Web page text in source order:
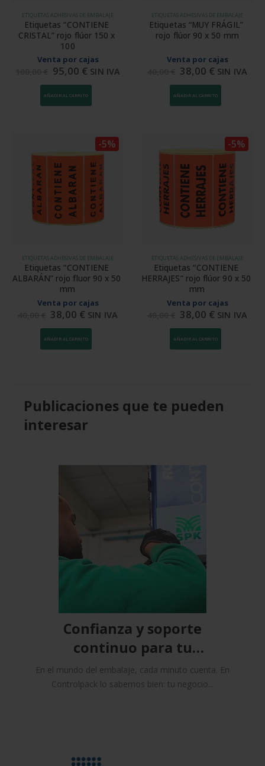
ETIQUETAS ADHESIVAS DE EMBALAJE
Etiquetas “CONTIENE
CRISTAL” rojo flúor 150 x
100
Venta por cajas
95,00 € SIN IVA
AÑADIR AL CARRITO
ETIQUETAS ADHESIVAS DE EMBALAJE
Etiquetas “MUY FRÁGIL”
rojo flúor 90 x 50 mm
Venta por cajas
38,00 € SIN IVA
AÑADIR AL CARRITO
ETIQUETAS ADHESIVAS DE EMBALAJE
Etiquetas “CONTIENE
ALBARÁN” rojo fluor 90 x 50
mm
Venta por cajas
38,00 € SIN IVA
-5%
AÑADIR AL CARRITO
ETIQUETAS ADHESIVAS DE EMBALAJE
Etiquetas “CONTIENE
HERRAJES” rojo flúor 90 x 50
mm
Venta por cajas
38,00 € SIN IVA
-5%
AÑADIR AL CARRITO
Publicaciones que te pueden
interesar
Confianza y soporte
continuo para tu
maquinaria
En el mundo del embalaje, cada minuto cuenta. En
Controlpack lo sabemos bien: tu negocio...